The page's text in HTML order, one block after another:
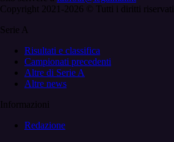
Copyright 2021-2026 © Tutti i diritti riservati.
Serie A
Risultati e classifica
Campionati precedenti
Altre di Serie A
Altre news
Informazioni
Redazione